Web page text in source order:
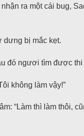
ra một cái bug,
dưng bị mắc kẹt.
đó ngươi tìm được
không làm vậy!”
“Làm thì làm thôi,